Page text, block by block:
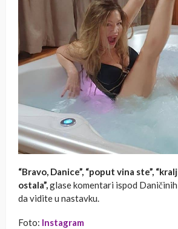
“Bravo, Danice”, “poput vina ste”,
ostala”,glase komentari ispod
da vidite u nastavku.
Foto: Instagram